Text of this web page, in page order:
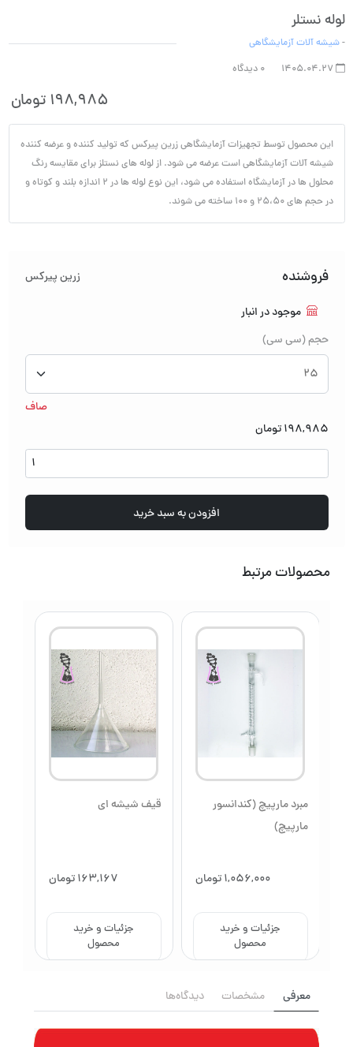
لوله نستلر
-شیشه آلات آزمایشگاهی
0 دیدگاه
198,985 تومان
این محصول توسط تجهیزات آزمایشگاهی زرین پیرکس که تولید کننده و عرضه کننده
شیشه آلات آزمایشگاهی است عرضه می شود. از لوله های نستلز برای مقایسه رنگ
محلول ها در آزمایشگاه استفاده می شود، این نوع لوله ها در 2 اندازه بلند و کوتاه و
در حجم های 25،50 و 100 ساخته می شوند.
فروشنده زرین پیرکس
موجود در انبار
حجم (سی سی)
صاف
198,985 تومان
نستلر
افزودن به سبد خرید
محصولات مرتبط
مبرد مارپیچ (کندانسور
مارپیچ)
1,056,000تومان
جزئیات و خرید
محصول
قیف شیشه ای
163,167تومان
جزئیات و خرید
محصول
معرفی مشخصات دیدگاه‌ها